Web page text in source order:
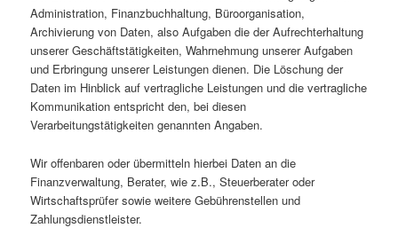
Administration, Finanzbuchhaltung, Büroorganisation,
Archivierung von Daten, also Aufgaben die der Aufrechterhaltung
unserer Geschäftstätigkeiten, Wahrnehmung unserer Aufgaben
und Erbringung unserer Leistungen dienen. Die Löschung der
Daten im Hinblick auf vertragliche Leistungen und die vertragliche
Kommunikation entspricht den, bei diesen
Verarbeitungstätigkeiten genannten Angaben.
Wir offenbaren oder übermitteln hierbei Daten an die
Finanzverwaltung, Berater, wie z.B., Steuerberater oder
Wirtschaftsprüfer sowie weitere Gebührenstellen und
Zahlungsdienstleister.